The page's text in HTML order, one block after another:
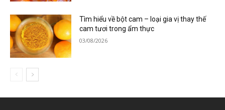
Tìm hiểu về bột cam – loại gia vị thay thế
cam tươi trong ẩm thực
03/08/2026